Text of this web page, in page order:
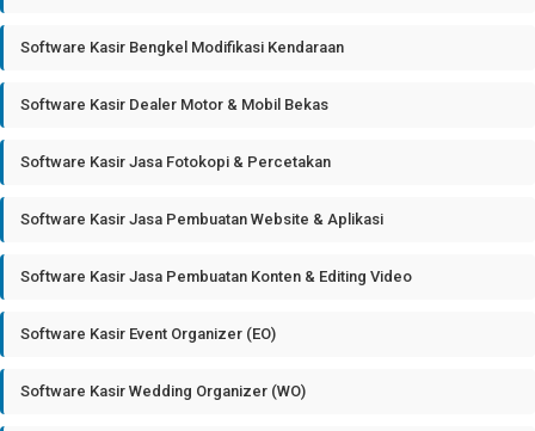
Software Kasir Bengkel Modifikasi Kendaraan
Software Kasir Dealer Motor & Mobil Bekas
Software Kasir Jasa Fotokopi & Percetakan
Software Kasir Jasa Pembuatan Website & Aplikasi
Software Kasir Jasa Pembuatan Konten & Editing Video
Software Kasir Event Organizer (EO)
Software Kasir Wedding Organizer (WO)